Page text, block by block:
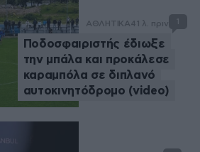
ΑΘΛΗΤΙΚΑ41 λ. πριν 1
Ποδοσφαιριστής έδιωξε
την μπάλα και προκάλεσε
καραμπόλα σε διπλανό
αυτοκινητόδρομο (video)